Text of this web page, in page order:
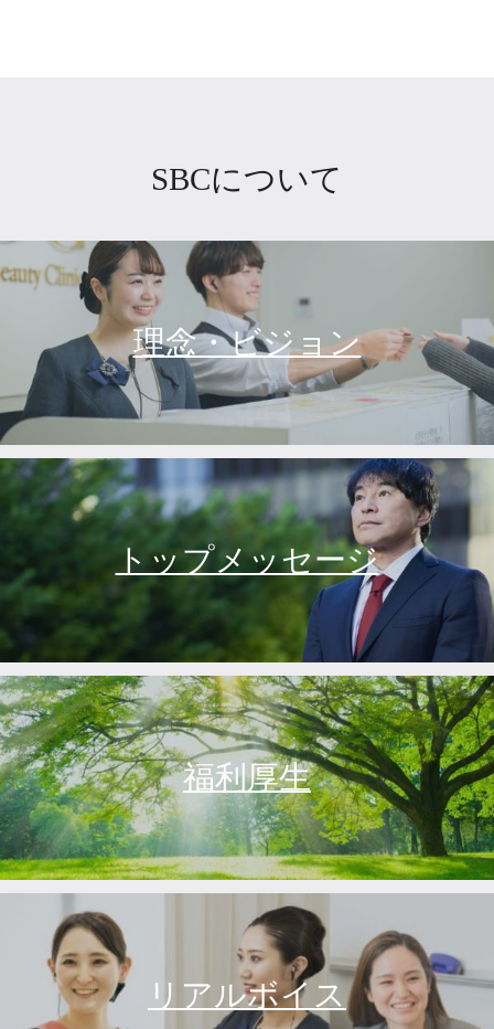
SBCについて
理念・ビジョン
トップメッセージ
福利厚生
リアルボイス